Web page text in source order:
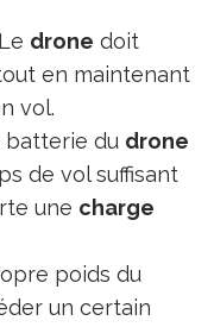
Le drone doit
en maintenant
vol.
batterie du drone
de vol suffisant
une charge
poids du
un certain